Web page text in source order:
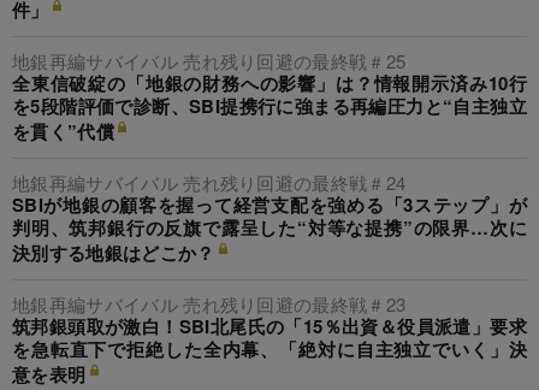
件」
地銀再編サバイバル 売れ残り回避の最終戦＃25
全東信破綻の「地銀の財務への影響」は？情報開示済み10行
を5段階評価で診断、SBI提携行に強まる再編圧力と“自主独立
を貫く”代償
地銀再編サバイバル 売れ残り回避の最終戦＃24
SBIが地銀の顧客を握って経営支配を強める「3ステップ」が
判明、筑邦銀行の反旗で露呈した“対等な提携”の限界…次に
決別する地銀はどこか？
地銀再編サバイバル 売れ残り回避の最終戦＃23
筑邦銀頭取が激白！SBI北尾氏の「15％出資＆役員派遣」要求
を急転直下で拒絶した全内幕、「絶対に自主独立でいく」決
意を表明